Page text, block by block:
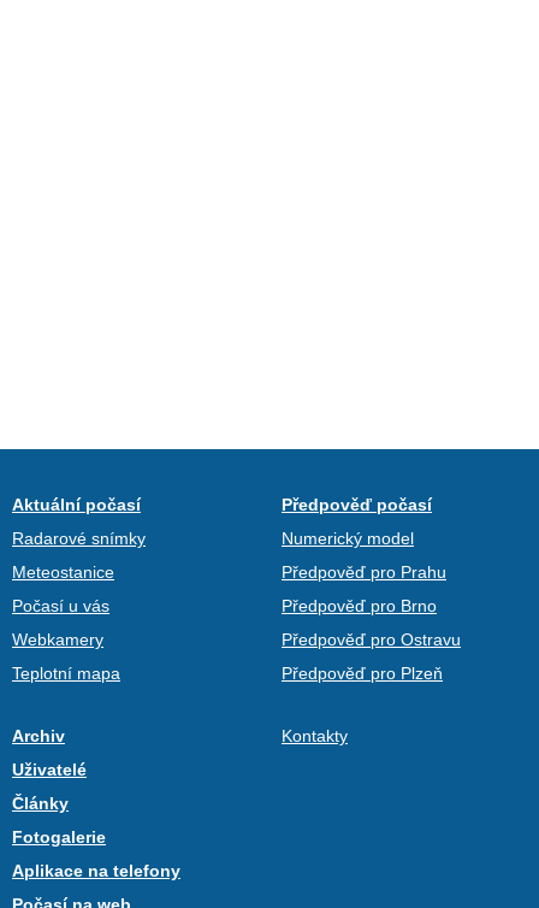
Aktuální počasí
Radarové snímky
Meteostanice
Počasí u vás
Webkamery
Teplotní mapa
Předpověď počasí
Numerický model
Předpověď pro Prahu
Předpověď pro Brno
Předpověď pro Ostravu
Předpověď pro Plzeň
Archiv
Uživatelé
Články
Fotogalerie
Aplikace na telefony
Kontakty